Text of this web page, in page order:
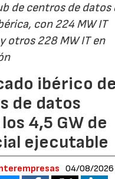
de centros de datos
con 224 MW IT
otros 228 MW IT en
ibérico de
de datos
4,5 GW de
ejecutable
04/08/2026